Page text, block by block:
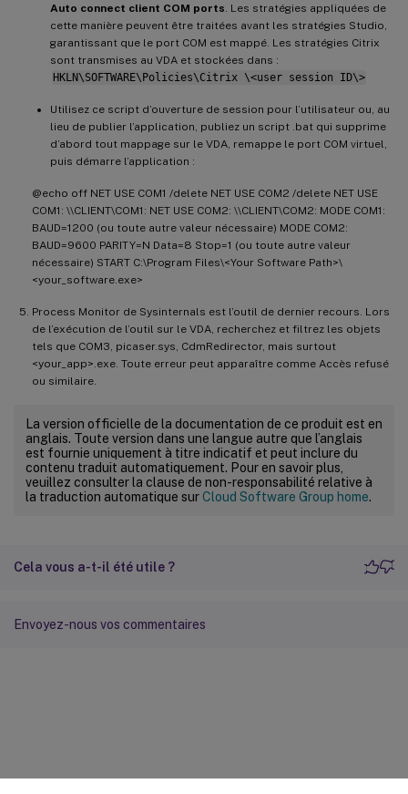
Auto connect client COM ports . Les stratégies appliquées de
cette manière peuvent être traitées avant les stratégies Studio,
garantissant que le port COM est mappé. Les stratégies Citrix
sont transmises au VDA et stockées dans :
HKLN\SOFTWARE\Policies\Citrix \<user session ID\>
Utilisez ce script d’ouverture de session pour l’utilisateur ou, au
lieu de publier l’application, publiez un script .bat qui supprime
d’abord tout mappage sur le VDA, remappe le port COM virtuel,
puis démarre l’application :
@echo off NET USE COM1 /delete NET USE COM2 /delete NET USE
COM1: \\CLIENT\COM1: NET USE COM2: \\CLIENT\COM2: MODE COM1:
BAUD=1200 (ou toute autre valeur nécessaire) MODE COM2:
BAUD=9600 PARITY=N Data=8 Stop=1 (ou toute autre valeur
nécessaire) START C:\Program Files\<Your Software Path>\
<your_software.exe>
Process Monitor de Sysinternals est l’outil de dernier recours. Lors
de l’exécution de l’outil sur le VDA, recherchez et filtrez les objets
tels que COM3, picaser.sys, CdmRedirector, mais surtout
<your_app>.exe. Toute erreur peut apparaître comme Accès refusé
ou similaire.
La version officielle de la documentation de ce produit est en
anglais. Toute version dans une langue autre que l’anglais
est fournie uniquement à titre indicatif et peut inclure du
contenu traduit automatiquement. Pour en savoir plus,
veuillez consulter la clause de non-responsabilité relative à
la traduction automatique surCloud Software Group home.
Cela vous a-t-il été utile ?
Envoyez-nous vos commentaires